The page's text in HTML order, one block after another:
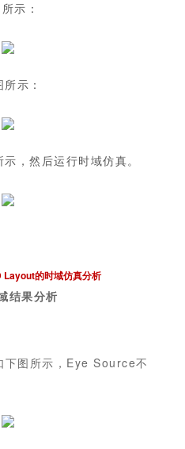
示：
示：
，然后运行时域仿真。
Layout的时域仿真分析
结果分析
图所示，Eye Source不